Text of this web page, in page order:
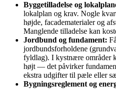
Byggetilladelse og
lokalplan og krav. Nogle
højde, facade­materialer og
Manglende tilladelse kan
Jordbund og fundament:
jordbundsforholdene
fyldlag). I kystnære områder
højt — det påvirker
ekstra udgifter til pæle eller
Bygningsreglement og